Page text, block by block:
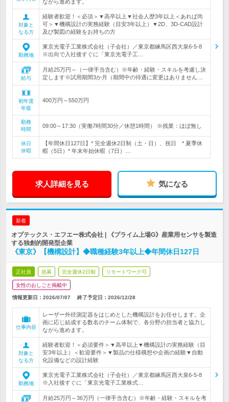
ながら進めます。
対象と
なる方
経験者歓迎！＜必須＞▼高卒以上▼社会人歴3年以上＜あれば尚
可＞▼機構設計の実務経験（目安3年以上）▼2D、3D-CAD設計
及び製図の経験をお持ちの方
勤務地
東京光電子工業株式会社（子会社）／東京都練馬区西大泉6-5-8
※出向で入社後すぐに「東京光電子工…
給与
月給25万円～（一律手当含む）※年齢・経験・スキルを考慮し決
定します※試用期間3か月（期間中の待遇に変更はありません…
初年度
年収
400万円～550万円
勤務
時間
09:00～17:30（実働7時間30分／休憩1時間） ※残業：ほぼ無し
休日
休暇
【年間休日127日】* 完全週休2日制（土・日）、祝日 * 夏季休
暇（5日）* 年末年始休暇（7日）…
求人詳細を見る 気になる
新着
オプテックス・エフエー株式会社 | 《プライム上場G》産業用センサを製造
する独創的開発型企業
《東京》【機構設計】◆職種経験3年以上◆年間休日127日
正社員 急募 完全週休2日制 リモートワーク可
女性のおしごと掲載中
情報更新日：2026/07/07 終了予定日： 2026/12/28
仕事内容
レーザー外径測定器をはじめとした機構設計をお任せします。企
画に応じ結成する数名のチーム体制で、各分野の担当者と協力し
ながら進めます。
対象と
なる方
経験者歓迎！＜必須要件＞▼高卒以上▼機構設計の実務経験（目
安3年以上）＜歓迎要件＞▼製品の仕様構想や企画の経験▼自動
化設備などの設計経験
勤務地
東京光電子工業株式会社（子会社）／東京都練馬区西大泉6-5-8
※入社後すぐに「東京光電子工業株式…
月給25万円～36万円（一律手当含む）※年齢・経験・スキルを考